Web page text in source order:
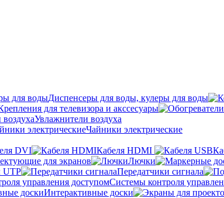
Диспенсеры для воды, кулеры для воды
для телевизора и акссесуары
Увлажнители воздуха
Чайники электрические
DVI Кабеля HDMI
для экранов Лючки
UTP
Передатчики сигнала
Системы контроля
Интерактивные доски